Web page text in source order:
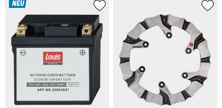
NEU